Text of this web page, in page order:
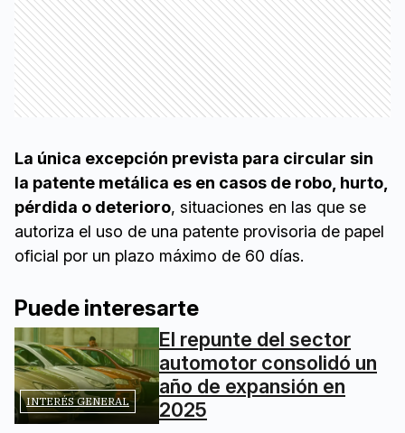
La única excepción prevista para circular sin
la patente metálica es en casos de robo, hurto,
pérdida o deterioro, situaciones en las que se
autoriza el uso de una patente provisoria de papel
oficial por un plazo máximo de 60 días.
Puede interesarte
INTERÉS GENERAL
El repunte del sector
automotor consolidó un
año de expansión en
2025